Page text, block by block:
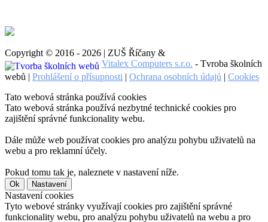
Copyright © 2016 - 2026 | ZUŠ Říčany &
Vitalex Computers s.r.o. - Tvroba školních
webů | Prohlášení o přísupnosti | Ochrana osobních údajů | Cookies
Tato webová stránka používá cookies
Tato webová stránka používá nezbytné technické cookies pro
zajištění správné funkcionality webu.
Dále může web používat cookies pro analýzu pohybu uživatelů na
webu a pro reklamní účely.
Pokud tomu tak je, naleznete v nastavení níže.
Ok Nastavení
Nastavení cookies
Tyto webové stránky využívají cookies pro zajištění správné
funkcionality webu, pro analýzu pohybu uživatelů na webu a pro